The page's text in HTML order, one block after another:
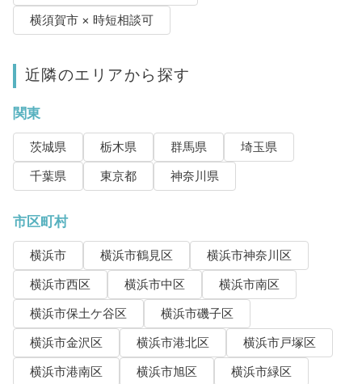
横須賀市 × 時短相談可
近隣のエリアから探す
関東
茨城県 栃木県 群馬県
埼玉県
千葉県
東京都 神奈川県
市区町村
横浜市 横浜市鶴見区
横浜市神奈川区
横浜市西区
横浜市中区
横浜市南区
横浜市保土ケ谷区
横浜市磯子区
横浜市金沢区
横浜市港北区
横浜市戸塚区
横浜市港南区
横浜市旭区
横浜市緑区